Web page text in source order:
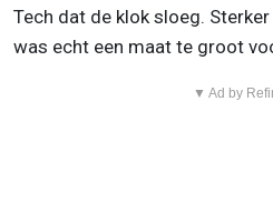
Tech dat de klok sloeg.
was echt een maat te groot
▼ Ad by